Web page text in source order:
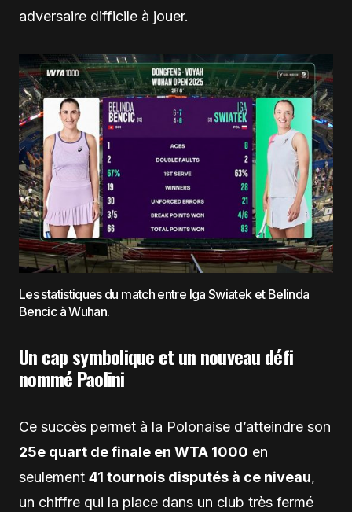
adversaire difficile à jouer.
Les statistiques du match entre Iga Swiatek et Belinda
Bencic à Wuhan.
Un cap symbolique et un nouveau défi
nommé Paolini
Ce succès permet à la Polonaise d’atteindre son
25e quart de finale en WTA 1000 en
seulement 41 tournois disputés à ce niveau,
un chiffre qui la place dans un club très fermé